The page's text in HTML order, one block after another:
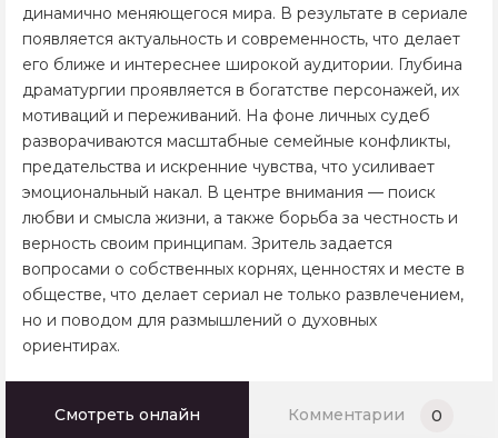
динамично меняющегося мира. В результате в сериале
появляется актуальность и современность, что делает
его ближе и интереснее широкой аудитории. Глубина
драматургии проявляется в богатстве персонажей, их
мотиваций и переживаний. На фоне личных судеб
разворачиваются масштабные семейные конфликты,
предательства и искренние чувства, что усиливает
эмоциональный накал. В центре внимания — поиск
любви и смысла жизни, а также борьба за честность и
верность своим принципам. Зритель задается
вопросами о собственных корнях, ценностях и месте в
обществе, что делает сериал не только развлечением,
но и поводом для размышлений о духовных
ориентирaх.
Смотреть онлайн Комментарии 0